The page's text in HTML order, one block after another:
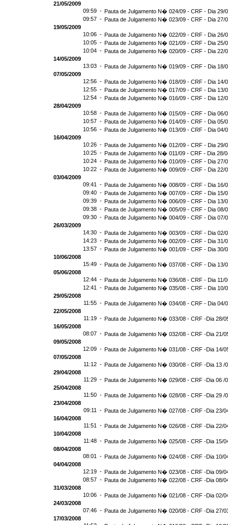
21/05/2009
09:59 - Pauta de Julgamento N� 024/09 - CRF - Dia 29/
09:57 - Pauta de Julgamento N� 023/09 - CRF - Dia 27/
19/05/2009
10:06 - Pauta de Julgamento N� 022/09 - CRF - Dia 26/
10:05 - Pauta de Julgamento N� 021/09 - CRF - Dia 25/
10:04 - Pauta de Julgamento N� 020/09 - CRF - Dia 22/
14/05/2009
13:03 - Pauta de Julgamento N� 019/09 - CRF - Dia 18/
07/05/2009
12:56 - Pauta de Julgamento N� 018/09 - CRF - Dia 14/
12:55 - Pauta de Julgamento N� 017/09 - CRF - Dia 13/
12:54 - Pauta de Julgamento N� 016/09 - CRF - Dia 12/
28/04/2009
10:58 - Pauta de Julgamento N� 015/09 - CRF - Dia 06/
10:57 - Pauta de Julgamento N� 014/09 - CRF - Dia 05/
10:56 - Pauta de Julgamento N� 013/09 - CRF - Dia 04/
16/04/2009
10:26 - Pauta de Julgamento N� 012/09 - CRF - Dia 29/
10:25 - Pauta de Julgamento N� 011/09 - CRF - Dia 28/
10:24 - Pauta de Julgamento N� 010/09 - CRF - Dia 27/
10:22 - Pauta de Julgamento N� 009/09 - CRF - Dia 22/
03/04/2009
09:41 - Pauta de Julgamento N� 008/09 - CRF - Dia 16/
09:40 - Pauta de Julgamento N� 007/09 - CRF - Dia 15/
09:39 - Pauta de Julgamento N� 006/09 - CRF - Dia 13/
09:38 - Pauta de Julgamento N� 005/09 - CRF - Dia 08/
09:30 - Pauta de Julgamento N� 004/09 - CRF - Dia 07/
26/03/2009
14:30 - Pauta de Julgamento N� 003/09 - CRF - Dia 02/
14:23 - Pauta de Julgamento N� 002/09 - CRF - Dia 31/
13:57 - Pauta de Julgamento N� 001/09 - CRF - Dia 30/
10/06/2008
15:49 - Pauta de Julgamento N� 037/08 - CRF - Dia 13/
05/06/2008
12:44 - Pauta de Julgamento N� 036/08 - CRF - Dia 11/
12:41 - Pauta de Julgamento N� 035/08 - CRF - Dia 10/
29/05/2008
11:55 - Pauta de Julgamento N� 034/08 - CRF - Dia 04/
22/05/2008
11:19 - Pauta de Julgamento N� 033/08 - CRF -Dia 28/
16/05/2008
08:07 - Pauta de Julgamento N� 032/08 - CRF -Dia 21/
09/05/2008
12:09 - Pauta de Julgamento N� 031/08 - CRF -Dia 14/
07/05/2008
11:12 - Pauta de Julgamento N� 030/08 - CRF -Dia 13 /
29/04/2008
11:29 - Pauta de Julgamento N� 029/08 - CRF -Dia 06 /
25/04/2008
11:50 - Pauta de Julgamento N� 028/08 - CRF -Dia 29 /
23/04/2008
09:11 - Pauta de Julgamento N� 027/08 - CRF -Dia 23/
16/04/2008
11:51 - Pauta de Julgamento N� 026/08 - CRF -Dia 22/
10/04/2008
11:48 - Pauta de Julgamento N� 025/08 - CRF -Dia 15/
08/04/2008
08:01 - Pauta de Julgamento N� 024/08 - CRF -Dia 10/
04/04/2008
12:19 - Pauta de Julgamento N� 023/08 - CRF -Dia 09/
08:57 - Pauta de Julgamento N� 022/08 - CRF -Dia 08/
31/03/2008
10:06 - Pauta de Julgamento N� 021/08 - CRF -Dia 02/
24/03/2008
07:46 - Pauta de Julgamento N� 020/08 - CRF -Dia 27/
17/03/2008